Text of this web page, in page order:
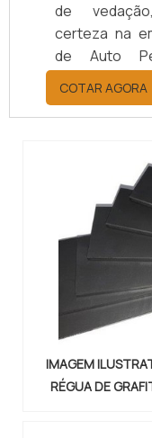
de
certeza na
de Auto
orçamento
empresa da
questão é
vedação,
da Vital
cliente
com
COTAR AGORA
IMAGEM
RÉGUA DE